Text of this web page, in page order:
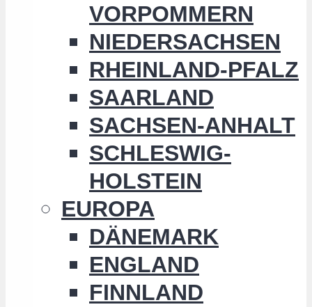
VORPOMMERN
NIEDERSACHSEN
RHEINLAND-PFALZ
SAARLAND
SACHSEN-ANHALT
SCHLESWIG-
HOLSTEIN
EUROPA
DÄNEMARK
ENGLAND
FINNLAND